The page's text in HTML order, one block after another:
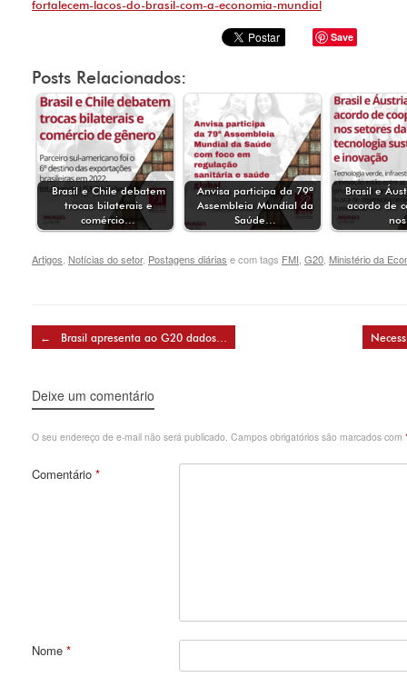
fortalecem-lacos-do-brasil-com-a-economia-mundial
Save
Posts Relacionados:
Brasil e Chile debatem
trocas bilaterais e
comércio…
Anvisa participa da 79ª
Assembleia Mundial da
Saúde…
Brasil e
acordo de
Artigos Notícias do setor, Postagens diárias e com tags FMI G20 Ministério da
Post navigation
← Brasil apresenta ao G20 dados…
Deixe um comentário
O seu endereço de e-mail não será publicado. Campos obrigatórios são marcados com
Comentário *
Nome *